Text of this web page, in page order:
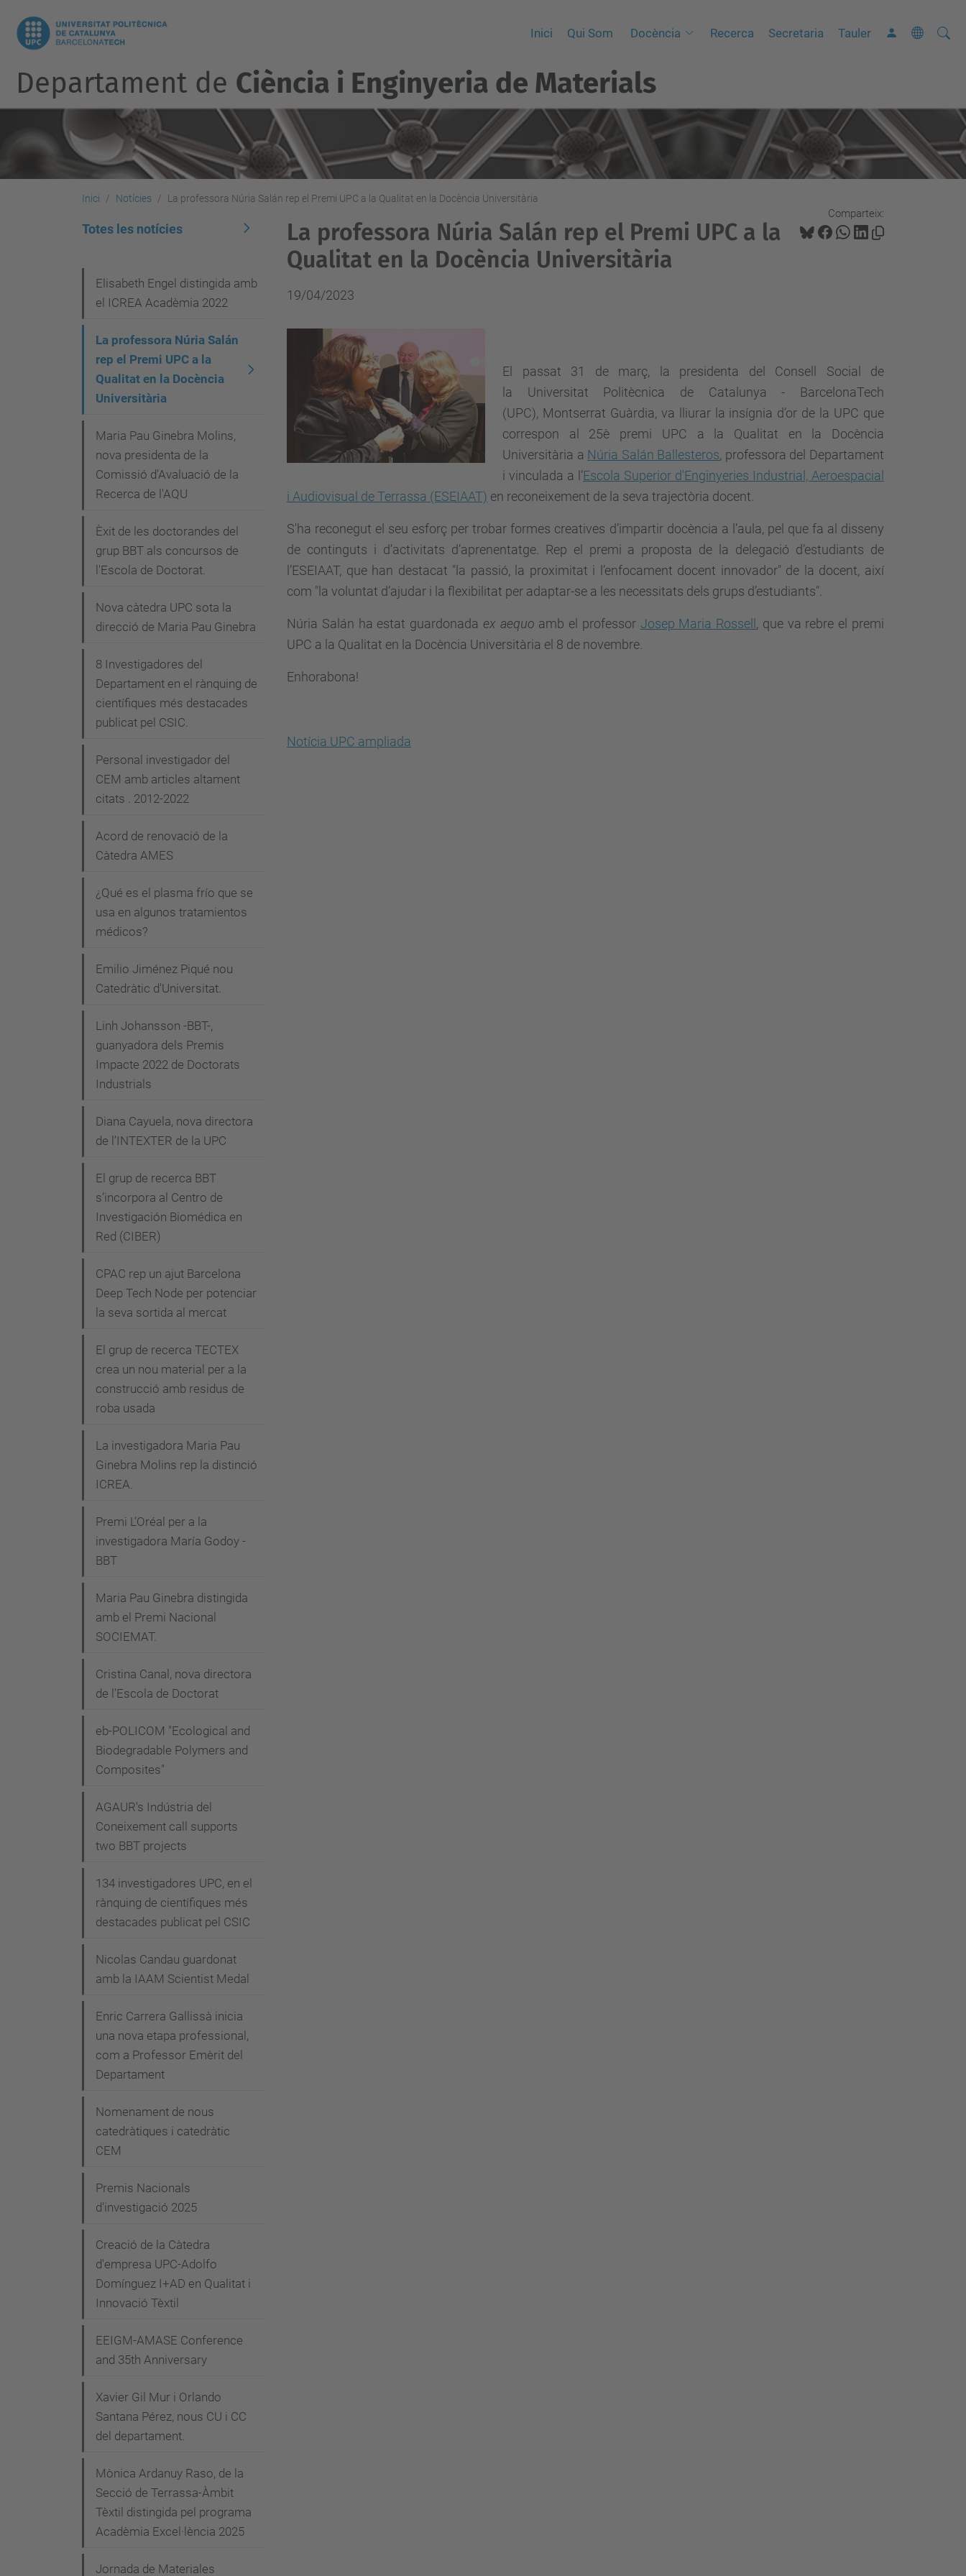
Inici Qui Som Docència Recerca Secretaria Tauler Cerca
C
v
a
Departament de Ciència i Enginyeria de Materials
Inici Notícies La professora Núria Salán rep el Premi UPC a la Qualitat en la Docència Universitària
Comparteix:
La professora Núria Salán rep el Premi UPC a la
Qualitat en la Docència Universitària
19/04/2023
El passat 31 de març, la presidenta del Consell Social de
la Universitat Politècnica de Catalunya - BarcelonaTech
(UPC), Montserrat Guàrdia, va lliurar la insígnia d’or de la UPC que
correspon al 25è premi UPC a la Qualitat en la Docència
Universitària a Núria Salán Ballesteros, professora del Departament
i vinculada a l’Escola Superior d'Enginyeries Industrial, Aeroespacial
i Audiovisual de Terrassa (ESEIAAT) en reconeixement de la seva trajectòria docent.
S'ha reconegut el seu esforç per trobar formes creatives d’impartir docència a l’aula, pel que fa al disseny
de continguts i d’activitats d’aprenentatge. Rep el premi a proposta de la delegació d’estudiants de
l’ESEIAAT, que han destacat "la passió, la proximitat i l’enfocament docent innovador" de la docent, així
com "la voluntat d’ajudar i la flexibilitat per adaptar-se a les necessitats dels grups d’estudiants"
Núria Salán ha estat guardonada ex aequo amb el professor Josep Maria Rossell , que va rebre el premi
UPC a la Qualitat en la Docència Universitària el 8 de novembre.
Enhorabona!
Notícia UPC ampliada
Totes les notícies
a
Elisabeth Engel distingida amb
el ICREA Acadèmia 2022
La professora Núria Salán
rep el Premi UPC a la
Qualitat en la Docència
Universitària
Maria Pau Ginebra Molins,
nova presidenta de la
Comissió d’Avaluació de la
Recerca de l'AQU
Èxit de les doctorandes del
grup BBT als concursos de
l'Escola de Doctorat.
Nova càtedra UPC sota la
direcció de Maria Pau Ginebra
8 Investigadores del
Departament en el rànquing de
científiques més destacades
publicat pel CSIC.
Personal investigador del
CEM amb articles altament
citats . 2012-2022
Acord de renovació de la
Càtedra AMES
¿Qué es el plasma frío que se
usa en algunos tratamientos
médicos?
Emilio Jiménez Piqué nou
Catedràtic d'Universitat.
Linh Johansson -BBT-,
guanyadora dels Premis
Impacte 2022 de Doctorats
Industrials
Diana Cayuela, nova directora
de l’INTEXTER de la UPC
El grup de recerca BBT
s’incorpora al Centro de
Investigación Biomédica en
Red (CIBER)
CPAC rep un ajut Barcelona
Deep Tech Node per potenciar
la seva sortida al mercat
El grup de recerca TECTEX
crea un nou material per a la
construcció amb residus de
roba usada
La investigadora Maria Pau
Ginebra Molins rep la distinció
ICREA.
Premi L’Oréal per a la
investigadora María Godoy -
BBT
Maria Pau Ginebra distingida
amb el Premi Nacional
SOCIEMAT.
Cristina Canal, nova directora
de l’Escola de Doctorat
eb-POLICOM "Ecological and
Biodegradable Polymers and
Composites"
AGAUR's Indústria del
Coneixement call supports
two BBT projects
134 investigadores UPC, en el
rànquing de científiques més
destacades publicat pel CSIC
Nicolas Candau guardonat
amb la IAAM Scientist Medal
Enric Carrera Gallissà inicia
una nova etapa professional,
com a Professor Emèrit del
Departament
Nomenament de nous
catedràtiques i catedràtic
CEM
Premis Nacionals
d'investigació 2025
Creació de la Càtedra
d'empresa UPC-Adolfo
Domínguez I+AD en Qualitat i
Innovació Tèxtil
EEIGM-AMASE Conference
and 35th Anniversary
Xavier Gil Mur i Orlando
Santana Pérez, nous CU i CC
del departament.
Mònica Ardanuy Raso, de la
Secció de Terrassa-Àmbit
Tèxtil distingida pel programa
Acadèmia Excel·lència 2025
Jornada de Materiales